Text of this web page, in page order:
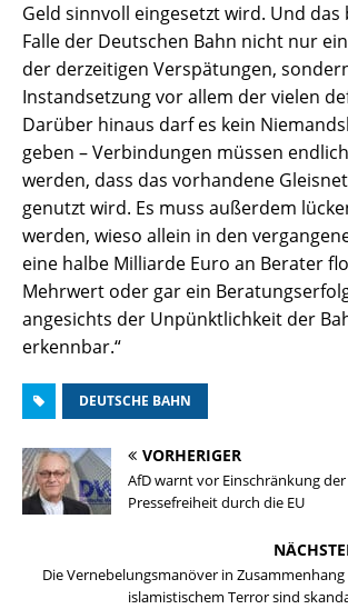
Geld sinnvoll eingesetzt wird. Und
Falle der Deutschen Bahn nicht nur
der derzeitigen Verspätungen,
Instandsetzung vor allem der vielen
Darüber hinaus darf es kein
geben – Verbindungen müssen
werden, dass das vorhandene
genutzt wird. Es muss außerdem
werden, wieso allein in den
eine halbe Milliarde Euro an Berater
Mehrwert oder gar ein
angesichts der Unpünktlichkeit der
erkennbar.“
DEUTSCHE BAHN
VORHERIGER
AfD warnt vor Einschränkung
Pressefreiheit durch die EU
Die Vernebelungsmanöver in
islamistischem Terror sind